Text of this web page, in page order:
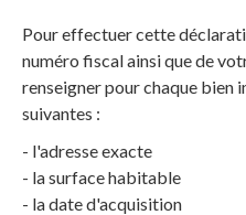
Pour effectuer cette
numéro fiscal ainsi que de
renseigner pour chaque bien
suivantes :
- l'adresse exacte
- la surface habitable
- la date d'acquisition